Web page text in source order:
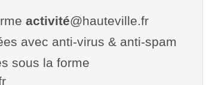
activité@hauteville.fr
avec anti-virus & anti-spam
sous la forme